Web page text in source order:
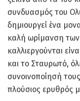
συνδυασμός του
δημιουργεί ένα
καλή ωρίμανση των
καλλιεργούνται
και το Σταυρωτό,
συνοινοποίησή
πλούσιος ερυθρός